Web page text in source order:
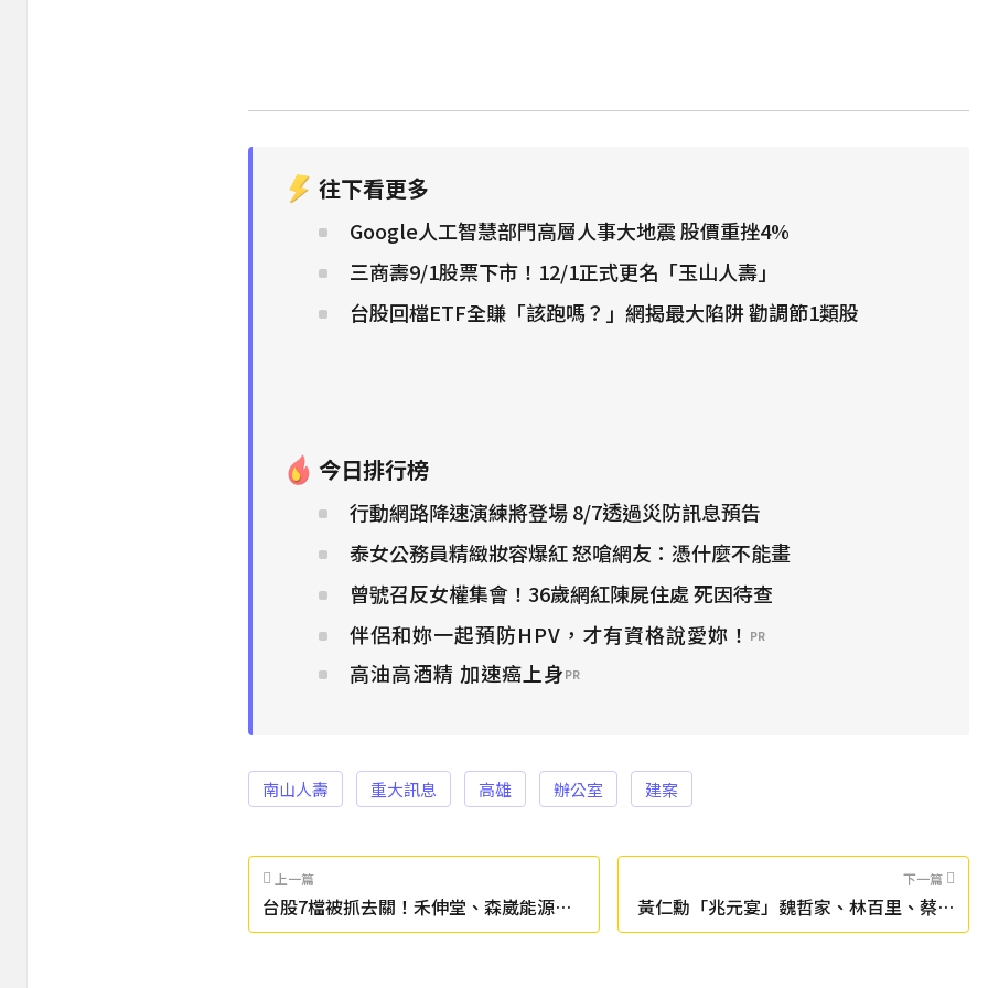
往下看更多
Google人工智慧部門高層人事大地震 股價重挫4%
三商壽9/1股票下市！12/1正式更名「玉山人壽」
台股回檔ETF全賺「該跑嗎？」網揭最大陷阱 勸調節1類股
今日排行榜
行動網路降速演練將登場 8/7透過災防訊息預告
泰女公務員精緻妝容爆紅 怒嗆網友：憑什麼不能畫
曾號召反女權集會！36歲網紅陳屍住處 死因待查
伴侶和妳一起預防HPV，才有資格說愛妳！ PR
高油高酒精 加速癌上身 PR
南山人壽 重大訊息 高雄 辦公室 建案
上一篇
台股7檔被抓去關！禾伸堂、森崴能源延
長處置至6/11
下一篇
黃仁勳「兆元宴」魏哲家、林百里、蔡力
行皆現身